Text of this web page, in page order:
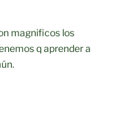
magnificos los
q aprender a